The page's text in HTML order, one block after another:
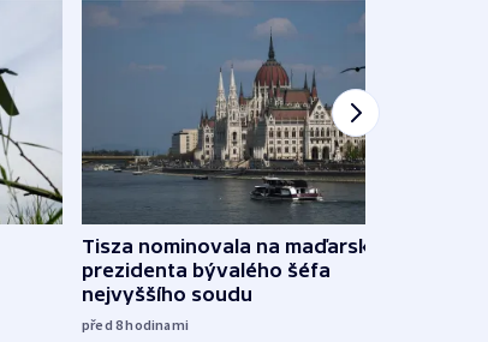
Tisza nominovala na maďarského
prezidenta bývalého šéfa
nejvyššího soudu
před 8hodinami